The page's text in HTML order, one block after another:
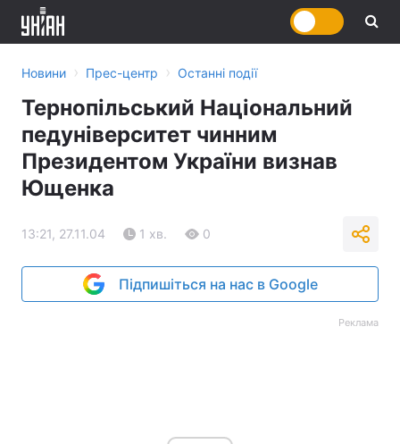
Новини › Прес-центр › Останні події
Тернопільський Національний
педуніверситет чинним
Президентом України визнав
Ющенка
13:21, 27.11.04 1 хв. 0
Підпишіться на нас в Google
Реклама